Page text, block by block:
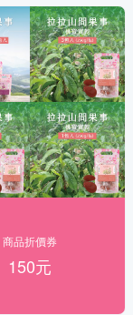
商品折價券
150元